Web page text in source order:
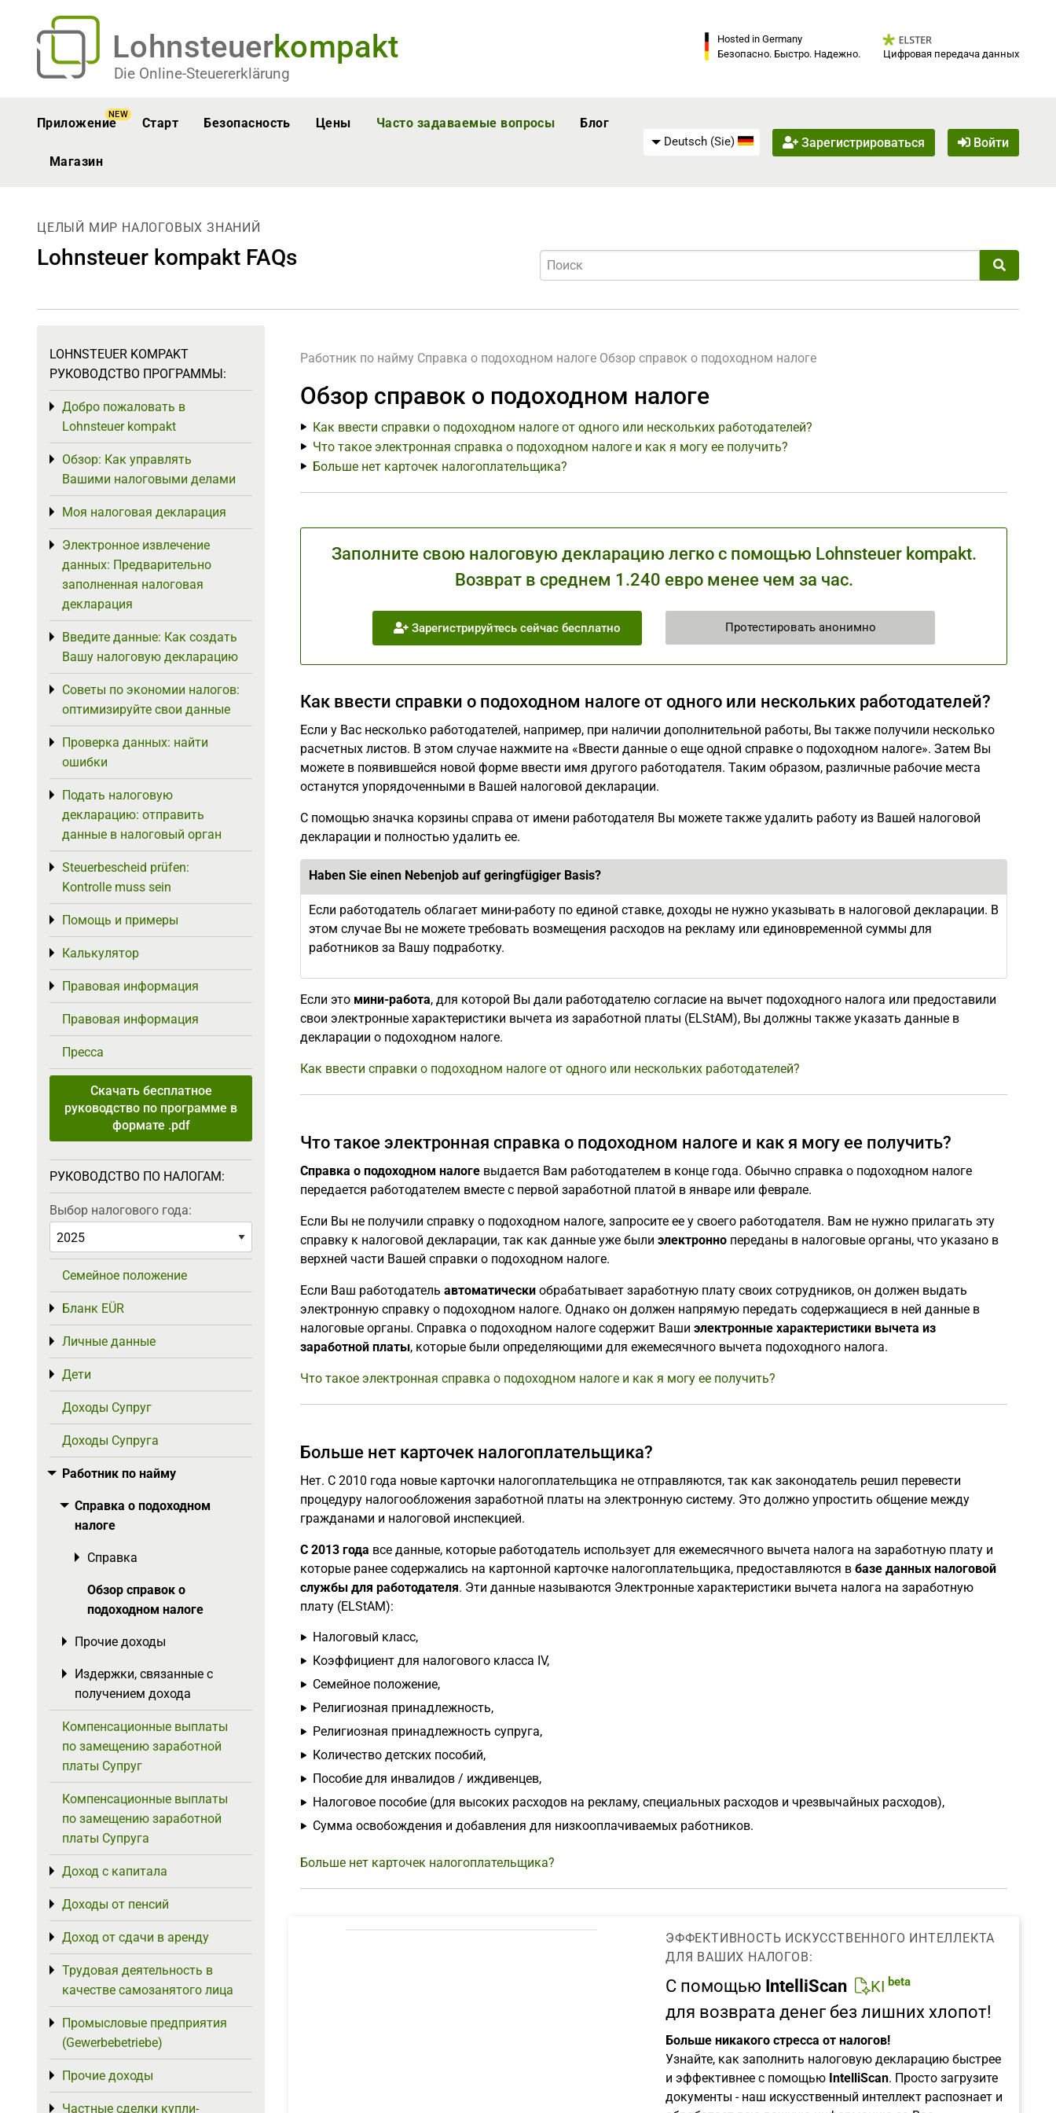
Lohnsteuerkompakt
Die Online-Steuererklärung
Hosted in Germany
Безопасно. Быстро. Надежно.
Цифровая передача данных
Приложение
NEW
Старт Безопасность Цены Часто задаваемые вопросы Блог
Магазин
Deutsch (Sie) Зарегистрироваться Войти
ЦЕЛЫЙ МИР НАЛОГОВЫХ ЗНАНИЙ
Lohnsteuer kompakt FAQs
Работник по найму Справка о подоходном налоге Обзор справок о подоходном налоге
Обзор справок о подоходном налоге
Как ввести справки о подоходном налоге от одного или нескольких работодателей?
Что такое электронная справка о подоходном налоге и как я могу ее получить?
Больше нет карточек налогоплательщика?
Заполните свою налоговую декларацию легко с помощью Lohnsteuer kompakt.
Возврат в среднем 1.240 евро менее чем за час.
Зарегистрируйтесь сейчас бесплатно Протестировать анонимно
Как ввести справки о подоходном налоге от одного или нескольких работодателей?
Если у Вас несколько работодателей, например, при наличии дополнительной работы, Вы также получили несколько
расчетных листов. В этом случае нажмите на «Ввести данные о еще одной справке о подоходном налоге». Затем Вы
можете в появившейся новой форме ввести имя другого работодателя. Таким образом, различные рабочие места
останутся упорядоченными в Вашей налоговой декларации.
С помощью значка корзины справа от имени работодателя Вы можете также удалить работу из Вашей налоговой
декларации и полностью удалить ее.
Haben Sie einen Nebenjob auf geringfügiger Basis?
Если работодатель облагает мини-работу по единой ставке, доходы не нужно указывать в налоговой декларации. В
этом случае Вы не можете требовать возмещения расходов на рекламу или единовременной суммы для
работников за Вашу подработку.
Если это мини-работа, для которой Вы дали работодателю согласие на вычет подоходного налога или предоставили
свои электронные характеристики вычета из заработной платы (ELStAM), Вы должны также указать данные в
декларации о подоходном налоге.
Как ввести справки о подоходном налоге от одного или нескольких работодателей?
Что такое электронная справка о подоходном налоге и как я могу ее получить?
Справка о подоходном налоге выдается Вам работодателем в конце года. Обычно справка о подоходном налоге
передается работодателем вместе с первой заработной платой в январе или феврале.
Если Вы не получили справку о подоходном налоге, запросите ее у своего работодателя. Вам не нужно прилагать эту
справку к налоговой декларации, так как данные уже были электронно переданы в налоговые органы, что указано в
верхней части Вашей справки о подоходном налоге.
Если Ваш работодатель автоматически обрабатывает заработную плату своих сотрудников, он должен выдать
электронную справку о подоходном налоге. Однако он должен напрямую передать содержащиеся в ней данные в
налоговые органы. Справка о подоходном налоге содержит Ваши электронные характеристики вычета из
заработной платы, которые были определяющими для ежемесячного вычета подоходного налога.
Что такое электронная справка о подоходном налоге и как я могу ее получить?
Больше нет карточек налогоплательщика?
Нет. С 2010 года новые карточки налогоплательщика не отправляются, так как законодатель решил перевести
процедуру налогообложения заработной платы на электронную систему. Это должно упростить общение между
гражданами и налоговой инспекцией.
С 2013 года все данные, которые работодатель использует для ежемесячного вычета налога на заработную плату и
которые ранее содержались на картонной карточке налогоплательщика, предоставляются в базе данных налоговой
службы для работодателя. Эти данные называются Электронные характеристики вычета налога на заработную
плату (ELStAM):
Налоговый класс,
Коэффициент для налогового класса IV,
Семейное положение,
Религиозная принадлежность,
Религиозная принадлежность супруга,
Количество детских пособий,
Пособие для инвалидов / иждивенцев,
Налоговое пособие (для высоких расходов на рекламу, специальных расходов и чрезвычайных расходов),
Сумма освобождения и добавления для низкооплачиваемых работников.
Больше нет карточек налогоплательщика?
ЭФФЕКТИВНОСТЬ ИСКУССТВЕННОГО ИНТЕЛЛЕКТА
ДЛЯ ВАШИХ НАЛОГОВ:
С помощью IntelliScan KI beta
для возврата денег без лишних хлопот!
Больше никакого стресса от налогов!
Узнайте, как заполнить налоговую декларацию быстрее
и эффективнее с помощью IntelliScan. Просто загрузите
документы - наш искусственный интеллект распознает и
LOHNSTEUER KOMPAKT
РУКОВОДСТВО ПРОГРАММЫ:
Добро пожаловать в
Lohnsteuer kompakt
Toggle menu
Обзор: Как управлять
Вашими налоговыми делами
Toggle menu
Моя налоговая декларация
Toggle menu
Электронное извлечение
данных: Предварительно
заполненная налоговая
декларация
Toggle menu
Введите данные: Как создать
Вашу налоговую декларацию
Toggle menu
Советы по экономии налогов:
оптимизируйте свои данные
Toggle menu
Проверка данных: найти
ошибки
Toggle menu
Подать налоговую
декларацию: отправить
данные в налоговый орган
Toggle menu
Steuerbescheid prüfen:
Kontrolle muss sein
Toggle menu
Помощь и примеры
Toggle menu
Калькулятор
Toggle menu
Правовая информация
Toggle menu
Правовая информация
Пресса
Скачать бесплатное
руководство по программе в
формате .pdf
РУКОВОДСТВО ПО НАЛОГАМ:
Выбор налогового года:
Семейное положение
Бланк EÜR
Toggle menu
Личные данные
Toggle menu
Дети
Toggle menu
Доходы Супруг
Доходы Супруга
Работник по найму
Toggle menu
Справка о подоходном
налоге
Toggle menu
Справка
Toggle menu
Обзор справок о
подоходном налоге
Прочие доходы
Toggle menu
Издержки, связанные с
получением дохода
Toggle menu
Компенсационные выплаты
по замещению заработной
платы Супруг
Компенсационные выплаты
по замещению заработной
платы Супруга
Доход с капитала
Toggle menu
Доходы от пенсий
Toggle menu
Доход от сдачи в аренду
Toggle menu
Трудовая деятельность в
качестве самозанятого лица
Toggle menu
Промысловые предприятия
(Gewerbebetriebe)
Toggle menu
Прочие доходы
Toggle menu
Частные сделки купли-
Toggle menu